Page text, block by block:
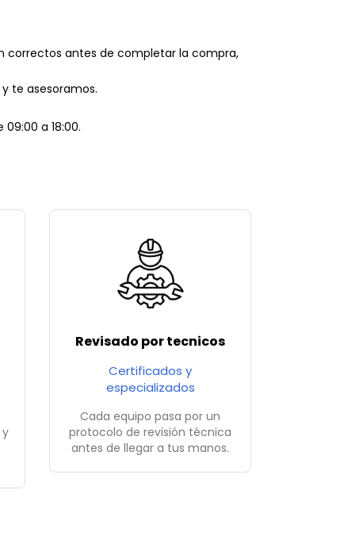
correctos antes de completar la compra,
te asesoramos.
a 18:00.
Revisado por tecnicos
Certificados y
especializados
Cada equipo pasa por un
protocolo de revisión técnica
antes de llegar a tus manos.